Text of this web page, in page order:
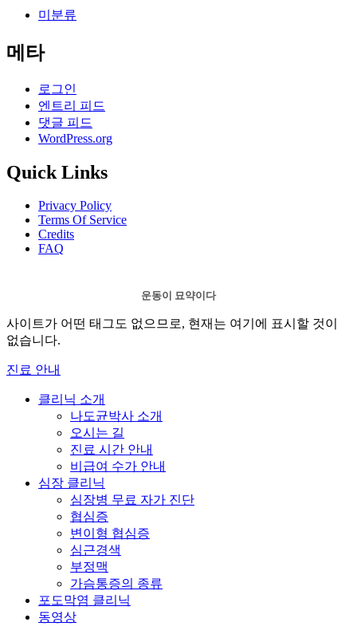
미분류
메타
로그인
엔트리 피드
댓글 피드
WordPress.org
Quick Links
Privacy Policy
Terms Of Service
Credits
FAQ
운동이 묘약이다
사이트가 어떤 태그도 없으므로, 현재는 여기에 표시할 것이
없습니다.
진료 안내
클리닉 소개
나도균박사 소개
오시는 길
진료 시간 안내
비급여 수가 안내
심장 클리닉
심장병 무료 자가 진단
협심증
변이형 협심증
심근경색
부정맥
가슴통증의 종류
포도막염 클리닉
동영상